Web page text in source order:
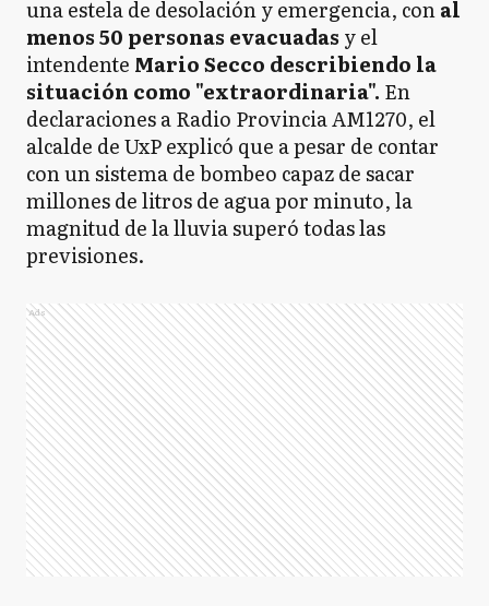
una estela de desolación y emergencia, conal
menos 50 personas evacuadas y el
intendente Mario Secco describiendo la
situación como "extraordinaria". En
declaraciones a Radio Provincia AM1270, el
alcalde de UxP explicó que a pesar de contar
con un sistema de bombeo capaz de sacar
millones de litros de agua por minuto, la
magnitud de la lluvia superó todas las
previsiones.
Ads